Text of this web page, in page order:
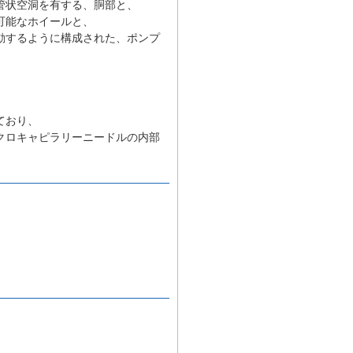
空洞を有する、胴部と、
なホイールと、
るように構成された、ポンプ
り、
キャピラリーニードルの内部